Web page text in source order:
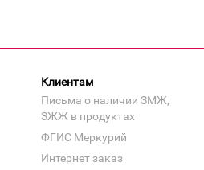
Клиентам
Письма о наличии ЗМЖ,
ЗЖЖ в продуктах
ФГИС Меркурий
Интернет заказ